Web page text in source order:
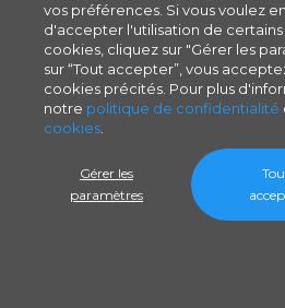
vos préférences. Si vous voulez
d'accepter l'utilisation de certains
cookies, cliquez sur "Gérer les
sur “Tout accepter”, vous
cookies précités. Pour plus
notre politique de confidentialité
cookies
Gérer les
paramètres